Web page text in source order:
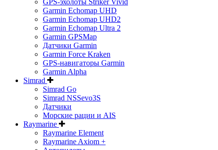
GPS-эхолоты Striker Vivid
Garmin Echomap UHD
Garmin Echomap UHD2
Garmin Echomap Ultra 2
Garmin GPSMap
Датчики Garmin
Garmin Force Kraken
GPS-навигаторы Garmin
Garmin Alpha
Simrad
Simrad Go
Simrad NSSevo3S
Датчики
Морские рации и AIS
Raymarine
Raymarine Element
Raymarine Axiom +